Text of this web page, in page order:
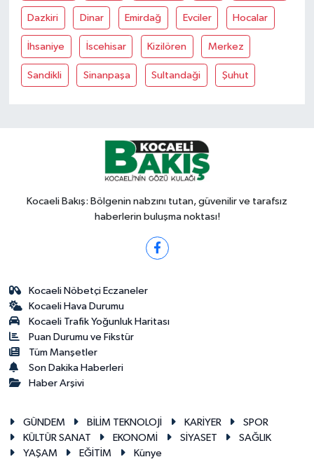
Dazkiri Dinar Emirdağ Evciler Hocalar
İhsaniye İscehisar Kizilören Merkez
Sandikli Sinanpaşa Sultandaği Şuhut
Kocaeli Bakış: Bölgenin nabzını tutan, güvenilir ve tarafsız
haberlerin buluşma noktası!
Kocaeli Nöbetçi Eczaneler
Kocaeli Hava Durumu
Kocaeli Trafik Yoğunluk Haritası
Puan Durumu ve Fikstür
Tüm Manşetler
Son Dakika Haberleri
Haber Arşivi
GÜNDEM BİLİM TEKNOLOJİ KARİYER
SPOR
KÜLTÜR SANAT
EKONOMİ SİYASET
SAĞLIK
YAŞAM
EĞİTİM Künye